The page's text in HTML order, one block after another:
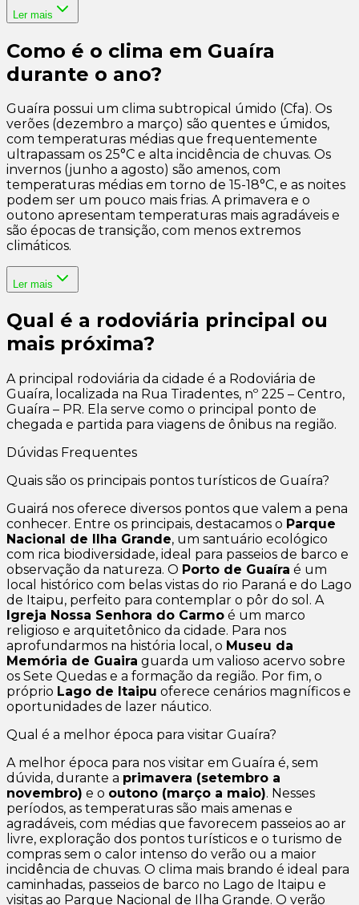
Ler mais
Como é o clima em Guaíra
durante o ano?
Guaíra possui um clima subtropical úmido (Cfa). Os
verões (dezembro a março) são quentes e úmidos,
com temperaturas médias que frequentemente
ultrapassam os 25°C e alta incidência de chuvas. Os
invernos (junho a agosto) são amenos, com
temperaturas médias em torno de 15-18°C, e as noites
podem ser um pouco mais frias. A primavera e o
outono apresentam temperaturas mais agradáveis e
são épocas de transição, com menos extremos
climáticos.
Ler mais
Qual é a rodoviária principal ou
mais próxima?
A principal rodoviária da cidade é a Rodoviária de
Guaíra, localizada na Rua Tiradentes, nº 225 – Centro,
Guaíra – PR. Ela serve como o principal ponto de
chegada e partida para viagens de ônibus na região.
Dúvidas Frequentes
Quais são os principais pontos turísticos de Guaíra?
Guairá nos oferece diversos pontos que valem a pena
conhecer. Entre os principais, destacamos o Parque
Nacional de Ilha Grande, um santuário ecológico
com rica biodiversidade, ideal para passeios de barco e
observação da natureza. O Porto de Guaíra é um
local histórico com belas vistas do rio Paraná e do Lago
de Itaipu, perfeito para contemplar o pôr do sol. A
Igreja Nossa Senhora do Carmo é um marco
religioso e arquitetônico da cidade. Para nos
aprofundarmos na história local, o Museu da
Memória de Guaira guarda um valioso acervo sobre
os Sete Quedas e a formação da região. Por fim, o
próprio Lago de Itaipu oferece cenários magníficos e
oportunidades de lazer náutico.
Qual é a melhor época para visitar Guaíra?
A melhor época para nos visitar em Guaíra é, sem
dúvida, durante a primavera (setembro a
novembro) e o outono (março a maio). Nesses
períodos, as temperaturas são mais amenas e
agradáveis, com médias que favorecem passeios ao ar
livre, exploração dos pontos turísticos e o turismo de
compras sem o calor intenso do verão ou a maior
incidência de chuvas. O clima mais brando é ideal para
caminhadas, passeios de barco no Lago de Itaipu e
visitas ao Parque Nacional de Ilha Grande. O verão